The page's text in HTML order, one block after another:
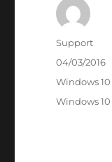
Höfundur
Support
Birt
þann
04/03/2016
Flokkar
Windows 10
Efnisorð
Windows 10